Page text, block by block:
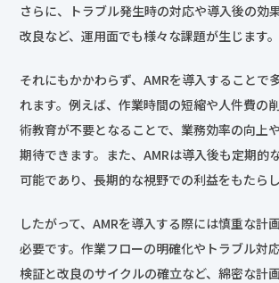
さらに、トラブル発生時の対応や導入後の効
改良など、運用面でも様々な課題が生じます。
それにもかかわらず、AMRを導入することで
れます。例えば、作業時間の短縮や人件費の
術教育が不要となることで、業務効率の向上
期待できます。また、AMRは導入後も定期的
可能であり、長期的な視野での利益をもたらし
したがって、AMRを導入する際には慎重な計
必要です。作業フローの明確化やトラブル対
検証と改良のサイクルの確立など、綿密な計